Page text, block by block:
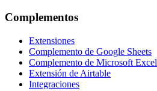
Complementos
Extensiones
Complemento de Google Sheets
Complemento de Microsoft Excel
Extensión de Airtable
Integraciones